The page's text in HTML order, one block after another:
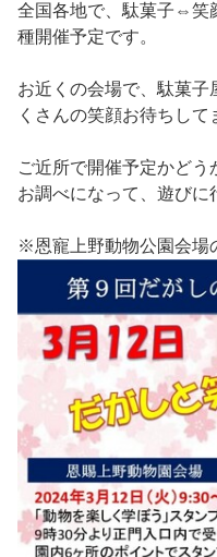
全国各地で、駄菓子⇔笑
種開催予定です。
お近くの会場で、駄菓子
くさんの笑顔お待ちして
ご近所で開催予定かどう
お調べになって、遊びに
※恩寵上野動物公園会場